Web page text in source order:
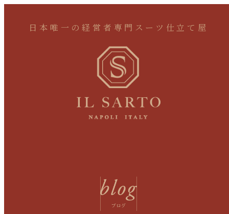
日本唯一の経営者専門スーツ仕立て屋